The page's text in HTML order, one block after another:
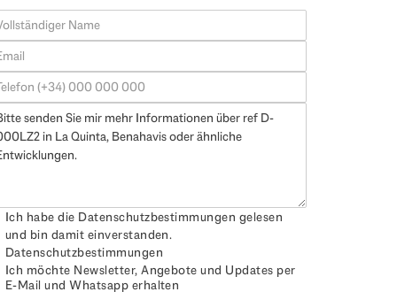
Ich habe die Datenschutzbestimmungen gelesen
und bin damit einverstanden.
Datenschutzbestimmungen
Ich möchte Newsletter, Angebote und Updates per
E-Mail und Whatsapp erhalten